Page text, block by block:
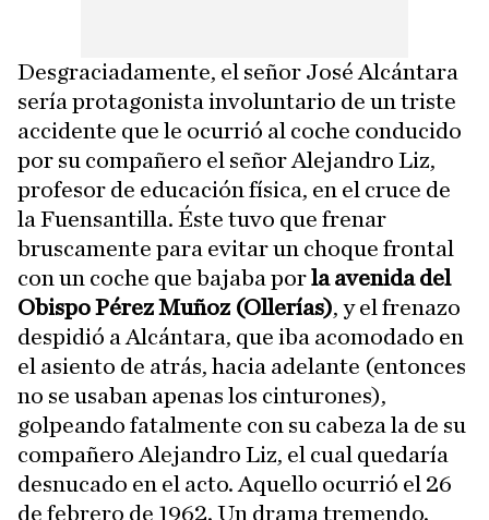
Desgraciadamente, el señor José Alcántara
sería protagonista involuntario de un triste
accidente que le ocurrió al coche conducido
por su compañero el señor Alejandro Liz,
profesor de educación física, en el cruce de
la Fuensantilla. Éste tuvo que frenar
bruscamente para evitar un choque frontal
con un coche que bajaba porla avenida del
Obispo Pérez Muñoz (Ollerías), y el frenazo
despidió a Alcántara, que iba acomodado en
el asiento de atrás, hacia adelante (entonces
no se usaban apenas los cinturones),
golpeando fatalmente con su cabeza la de su
compañero Alejandro Liz, el cual quedaría
desnucado en el acto. Aquello ocurrió el 26
de febrero de 1962. Un drama tremendo.